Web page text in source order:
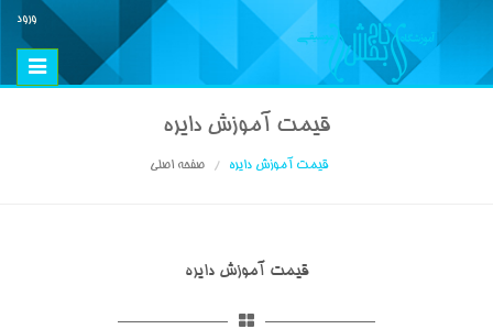
ورود
Toggle
قیمت آموزش دایره
قیمت آموزش دایره صفحه اصلی
قیمت آموزش دایره